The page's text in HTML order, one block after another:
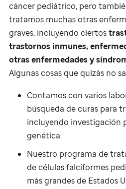
cáncer pediátrico, pero
tratamos muchas otras
graves, incluyendo ciertos
trastornos inmunes,
otras enfermedades y
Algunas cosas que quizás no
Contamos con varios
búsqueda de curas para
incluyendo investigación
genética.
Nuestro programa de
de células falciformes
más grandes de Estados